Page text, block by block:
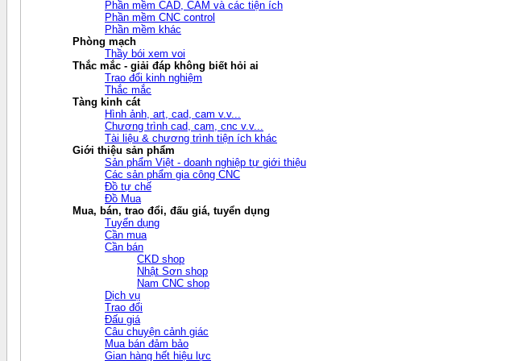
Phần mềm CAD, CAM và các tiện ích
Phần mềm CNC control
Phần mềm khác
Phòng mạch
Thầy bói xem voi
Thắc mắc - giải đáp không biết hỏi ai
Trao đổi kinh nghiệm
Thắc mắc
Tàng kinh cát
Hình ảnh, art, cad, cam v.v...
Chương trình cad, cam, cnc v.v...
Tài liệu & chương trình tiện ích khác
Giới thiệu sản phẩm
Sản phẩm Việt - doanh nghiệp tự giới thiệu
Các sản phẩm gia công CNC
Đồ tự chế
Đồ Mua
Mua, bán, trao đổi, đấu giá, tuyển dụng
Tuyển dụng
Cần mua
Cần bán
CKD shop
Nhật Sơn shop
Nam CNC shop
Dịch vụ
Trao đổi
Đấu giá
Câu chuyện cảnh giác
Mua bán đảm bảo
Gian hàng hết hiệu lực